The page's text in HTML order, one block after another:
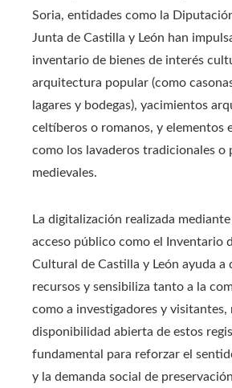
Soria, entidades como la
Junta de Castilla y León han
inventario de bienes de interés
arquitectura popular (como
lagares y bodegas), yacimientos
celtíberos o romanos, y elementos
como los lavaderos tradicionales o
medievales.
La digitalización realizada
acceso público como el Inventario
Cultural de Castilla y León ayuda a
recursos y sensibiliza tanto a la
como a investigadores y visitantes,
disponibilidad abierta de estos
fundamental para reforzar el
y la demanda social de